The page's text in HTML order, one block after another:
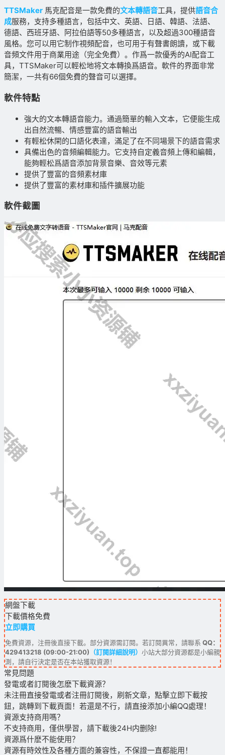
TTSMaker 馬克配音是一款免費的文本轉語音工具，提供語音合
成服務，支持多種語言，包括中文、英語、日語、韓語、法語、
德語、西班牙語、阿拉伯語等50多種語言，以及超過300種語音
風格。您可以用它制作視頻配音，也可用于有聲書朗讀，或下載
音頻文件用于商業用途（完全免費）。作爲一款優秀的AI配音工
具，TTSMaker可以輕松地将文本轉換爲語音。軟件的界面非常
簡潔，一共有66個免費的聲音可以選擇。
軟件特點
強大的文本轉語音能力。通過簡單的輸入文本，它便能生成
出自然流暢、情感豐富的語音輸出
有輕松休閑的口語化表達，滿足了在不同場景下的語音需求
具備出色的音頻編輯能力。它支持自定義音頻上傳和編輯，
能夠輕松爲語音添加背景音樂、音效等元素
提供了豐富的音頻素材庫
提供了豐富的素材庫和插件擴展功能
軟件截圖
網盤下載
下載價格免費
立即購買
免費資源，注冊後直接下載。部分資源需訂閱。若訂閱異常，請聯系 QQ：
429413218 (09:00-21:00) （訂閱詳細說明） 小站大部分資源都是小編親
測，請自行決定是否在本站獲取資源！
常見問題
發電或者訂閱後怎麽下載資源？
未注冊直接發電或者注冊訂閱後，刷新文章，點擊立即下載按
鈕，跳轉到下載頁面！若還是不行，請直接添加小編QQ處理！
資源支持商用嗎？
不支持商用，僅供學習，請下載後24H内删除!
資源爲什麽不能使用？
資源有時效性及各種方面的兼容性，不保證一直都能用！